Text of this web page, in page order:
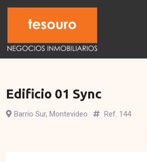
Edificio 01 Sync
Barrio Sur, Montevideo Ref. 144